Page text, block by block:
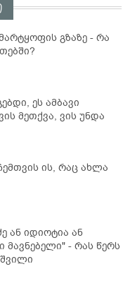
გზაზე - რა
ეს ამბავი
მეთქვა, ვის უნდა
ის, რაც ახლა
ან იდიოტია ან
მავნებელი" - რას წერს